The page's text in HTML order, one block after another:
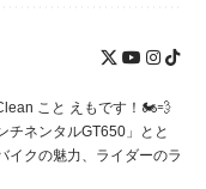
こと えもです！🏍️💨
チネンタルGT650」とと
イクの魅力、ライダーのラ